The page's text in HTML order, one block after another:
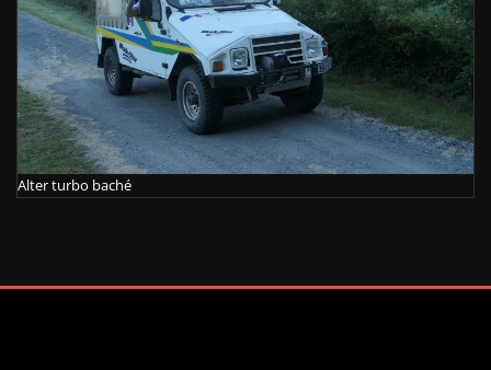
Alter turbo baché